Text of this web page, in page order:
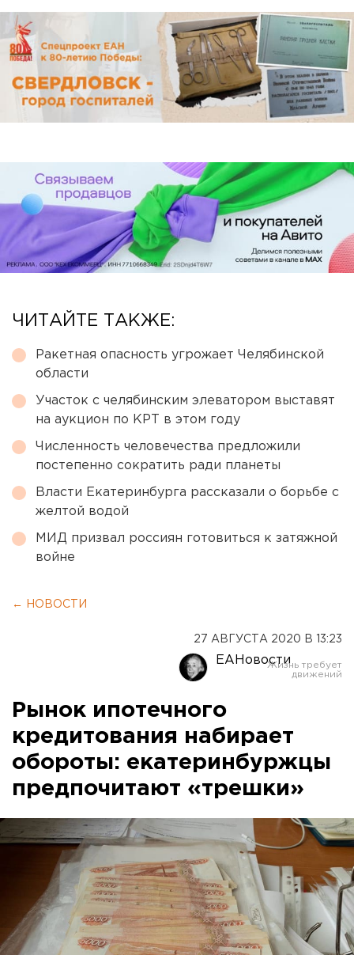
ЧИТАЙТЕ ТАКЖЕ:
Ракетная опасность угрожает Челябинской
области
Участок с челябинским элеватором выставят
на аукцион по КРТ в этом году
Численность человечества предложили
постепенно сократить ради планеты
Власти Екатеринбурга рассказали о борьбе с
желтой водой
МИД призвал россиян готовиться к затяжной
войне
← НОВОСТИ
27 АВГУСТА 2020 В 13:23
ЕАНовости
Рынок ипотечного
кредитования набирает
обороты: екатеринбуржцы
предпочитают «трешки»